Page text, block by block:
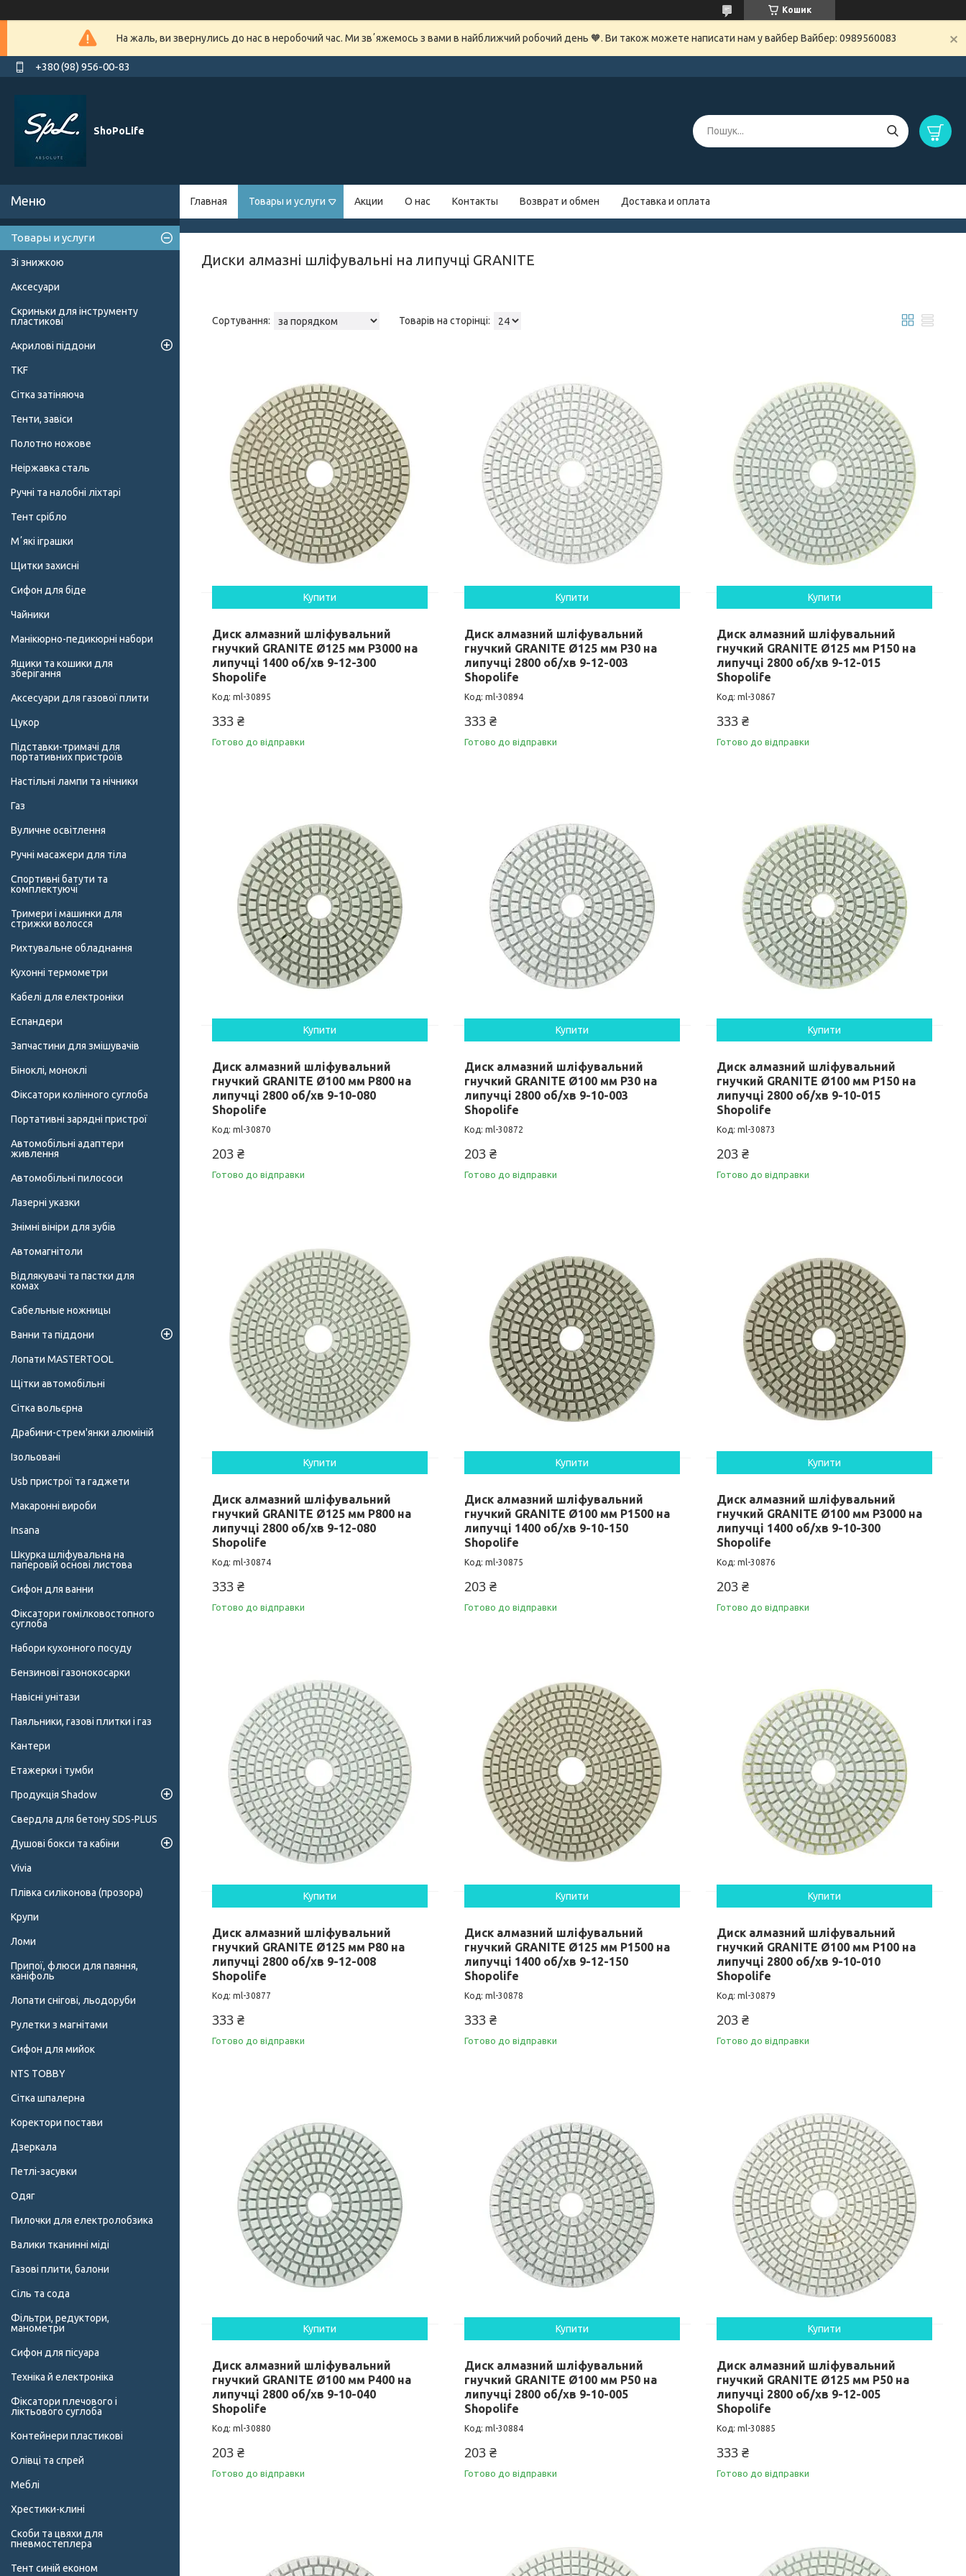
Кошик
На жаль, ви звернулись до нас в неробочий час. Ми звʼяжемось з вами в найближчий робочий день 🧡. Ви також можете написати нам у вайбер Вайбер: 0989560083
+380 (98) 956-00-83
ShoPoLife
Главная Товары и услуги Акции О нас Контакты Возврат и обмен Доставка и оплата
Диски алмазні шліфувальні на липучці GRANITE
Купити
Диск алмазний шліфувальний
гнучкий GRANITE Ø125 мм P3000 на
липучці 1400 об/хв 9-12-300
Shopolife
ml-30895
333 ₴
Готово до відправки
Купити
Диск алмазний шліфувальний
гнучкий GRANITE Ø125 мм P30 на
липучці 2800 об/хв 9-12-003
Shopolife
ml-30894
333 ₴
Готово до відправки
Купити
Диск алмазний шліфувальний
гнучкий GRANITE Ø125 мм P150 на
липучці 2800 об/хв 9-12-015
Shopolife
ml-30867
333 ₴
Готово до відправки
Купити
Диск алмазний шліфувальний
гнучкий GRANITE Ø100 мм P800 на
липучці 2800 об/хв 9-10-080
Shopolife
ml-30870
203 ₴
Готово до відправки
Купити
Диск алмазний шліфувальний
гнучкий GRANITE Ø100 мм P30 на
липучці 2800 об/хв 9-10-003
Shopolife
ml-30872
203 ₴
Готово до відправки
Купити
Диск алмазний шліфувальний
гнучкий GRANITE Ø100 мм P150 на
липучці 2800 об/хв 9-10-015
Shopolife
ml-30873
203 ₴
Готово до відправки
Купити
Диск алмазний шліфувальний
гнучкий GRANITE Ø125 мм P800 на
липучці 2800 об/хв 9-12-080
Shopolife
ml-30874
333 ₴
Готово до відправки
Купити
Диск алмазний шліфувальний
гнучкий GRANITE Ø100 мм P1500 на
липучці 1400 об/хв 9-10-150
Shopolife
ml-30875
203 ₴
Готово до відправки
Купити
Диск алмазний шліфувальний
гнучкий GRANITE Ø100 мм P3000 на
липучці 1400 об/хв 9-10-300
Shopolife
ml-30876
203 ₴
Готово до відправки
Купити
Диск алмазний шліфувальний
гнучкий GRANITE Ø125 мм P80 на
липучці 2800 об/хв 9-12-008
Shopolife
ml-30877
333 ₴
Готово до відправки
Купити
Диск алмазний шліфувальний
гнучкий GRANITE Ø125 мм P1500 на
липучці 1400 об/хв 9-12-150
Shopolife
ml-30878
333 ₴
Готово до відправки
Купити
Диск алмазний шліфувальний
гнучкий GRANITE Ø100 мм P100 на
липучці 2800 об/хв 9-10-010
Shopolife
ml-30879
203 ₴
Готово до відправки
Купити
Диск алмазний шліфувальний
гнучкий GRANITE Ø100 мм P400 на
липучці 2800 об/хв 9-10-040
Shopolife
ml-30880
203 ₴
Готово до відправки
Купити
Диск алмазний шліфувальний
гнучкий GRANITE Ø100 мм P50 на
липучці 2800 об/хв 9-10-005
Shopolife
ml-30884
203 ₴
Готово до відправки
Купити
Диск алмазний шліфувальний
гнучкий GRANITE Ø125 мм P50 на
липучці 2800 об/хв 9-12-005
Shopolife
ml-30885
333 ₴
Готово до відправки
Товары и услуги
Зі знижкою
Аксесуари
Скриньки для інструменту
пластикові
Акрилові піддони
TKF
Сітка затіняюча
Тенти, завіси
Полотно ножове
Неіржавка сталь
Ручні та налобні ліхтарі
Тент срібло
Мʼякі іграшки
Щитки захисні
Сифон для біде
Чайники
Манікюрно-педикюрні набори
Ящики та кошики для
зберігання
Аксесуари для газової плити
Цукор
Підставки-тримачі для
портативних пристроїв
Настільні лампи та нічники
Газ
Вуличне освітлення
Ручні масажери для тіла
Спортивні батути та
комплектуючі
Тримери і машинки для
стрижки волосся
Рихтувальне обладнання
Кухонні термометри
Кабелі для електроніки
Еспандери
Запчастини для змішувачів
Біноклі, моноклі
Фіксатори колінного суглоба
Портативні зарядні пристрої
Автомобільні адаптери
живлення
Автомобільні пилососи
Лазерні указки
Знімні вініри для зубів
Автомагнітоли
Відлякувачі та пастки для
комах
Сабельные ножницы
Ванни та піддони
Лопати MASTERTOOL
Щітки автомобільні
Сітка вольєрна
Драбини-стрем'янки алюміній
Ізольовані
Usb пристрої та гаджети
Макаронні вироби
Insana
Шкурка шліфувальна на
паперовій основі листова
Сифон для ванни
Фіксатори гомілковостопного
суглоба
Набори кухонного посуду
Бензинові газонокосарки
Навісні унітази
Паяльники, газові плитки і газ
Кантери
Етажерки і тумби
Продукція Shadow
Свердла для бетону SDS-PLUS
Душові бокси та кабіни
Vivia
Плівка силіконова (прозора)
Крупи
Ломи
Припої, флюси для паяння,
каніфоль
Лопати снігові, льодоруби
Рулетки з магнітами
Сифон для мийок
NTS TOBBY
Сітка шпалерна
Коректори постави
Дзеркала
Петлі-засувки
Одяг
Пилочки для електролобзика
Валики тканинні міді
Газові плити, балони
Сіль та сода
Фільтри, редуктори,
манометри
Сифон для пісуара
Техніка й електроніка
Фіксатори плечового і
ліктьового суглоба
Контейнери пластикові
Олівці та спрей
Меблі
Хрестики-клині
Скоби та цвяхи для
пневмостеплера
Тент синій економ